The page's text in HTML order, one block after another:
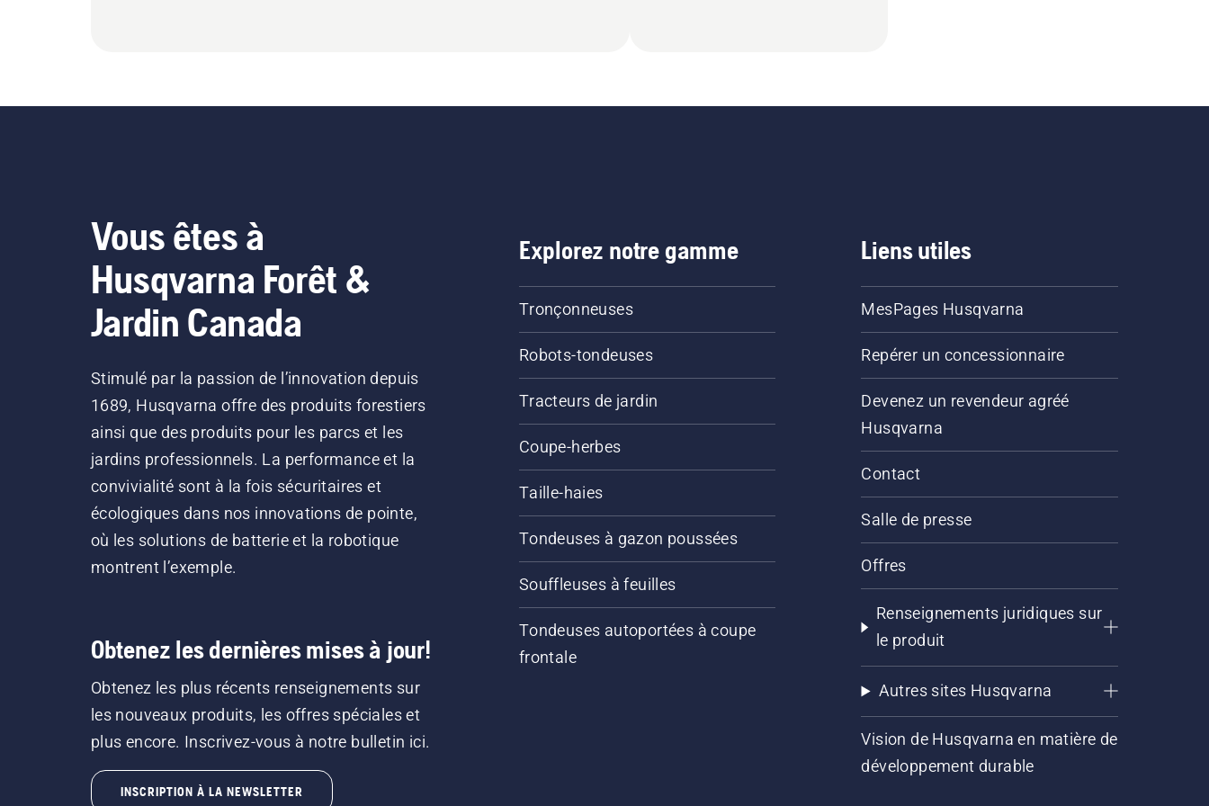
Vous êtes à
Husqvarna Forêt &
Jardin Canada
Stimulé par la passion de l’innovation depuis
1689, Husqvarna offre des produits forestiers
ainsi que des produits pour les parcs et les
jardins professionnels. La performance et la
convivialité sont à la fois sécuritaires et
écologiques dans nos innovations de pointe,
où les solutions de batterie et la robotique
montrent l’exemple.
Obtenez les dernières mises à jour!
Obtenez les plus récents renseignements sur
les nouveaux produits, les offres spéciales et
plus encore. Inscrivez-vous à notre bulletin ici.
INSCRIPTION À LA NEWSLETTER
Explorez notre gamme
Tronçonneuses
Robots-tondeuses
Tracteurs de jardin
Coupe-herbes
Taille-haies
Tondeuses à gazon poussées
Souffleuses à feuilles
Tondeuses autoportées à coupe
frontale
Liens utiles
MesPages Husqvarna
Repérer un concessionnaire
Devenez un revendeur agréé
Husqvarna
Contact
Salle de presse
Offres
Renseignements juridiques sur
le produit
Autres sites Husqvarna
Vision de Husqvarna en matière de
développement durable